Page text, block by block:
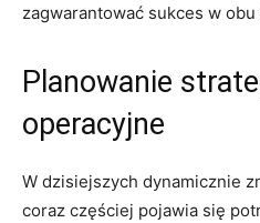
‍zagwarantować sukces ⁤w‍
Planowanie
operacyjne
W dzisiejszych dynamicznie
coraz ​częściej pojawia się⁣